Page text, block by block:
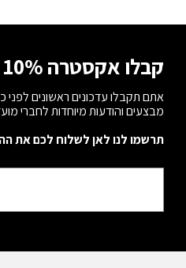
קבלו אקסטרה 10% הנחה
אתם תקבלו עדכונים ראשונים
מבצעים והודעות מיוחדות לחברי
תרשמו לנו לאן לשלוח לכם את